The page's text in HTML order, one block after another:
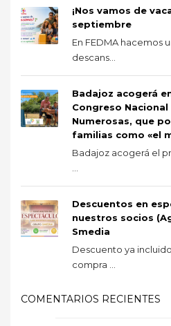
¡Nos vamos de
septiembre
En FEDMA hacemos
descans...
Badajoz acogerá
Congreso
Numerosas, que
familias como «el
Badajoz acogerá el
Descuentos en
nuestros socios
Smedia
Descuento ya
compra ...
COMENTARIOS RECIENTES